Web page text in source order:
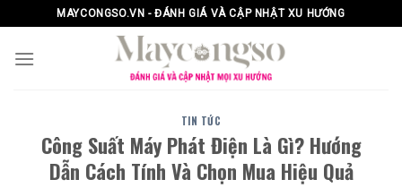
content
MAYCONGSO.VN - ĐÁNH GIÁ VÀ CẬP NHẬT XU HƯỚNG
TIN TỨC
Công Suất Máy Phát Điện Là Gì? Hướng
Dẫn Cách Tính Và Chọn Mua Hiệu Quả